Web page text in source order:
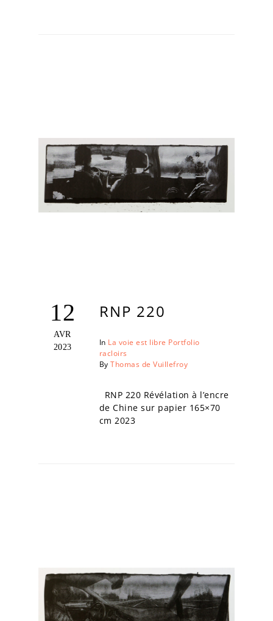
12
AVR
2023
RNP 220
In La voie est libre Portfolio
racloirs
ByThomas de Vuillefroy
RNP 220 Révélation à l’encre
de Chine sur papier 165×70
cm 2023